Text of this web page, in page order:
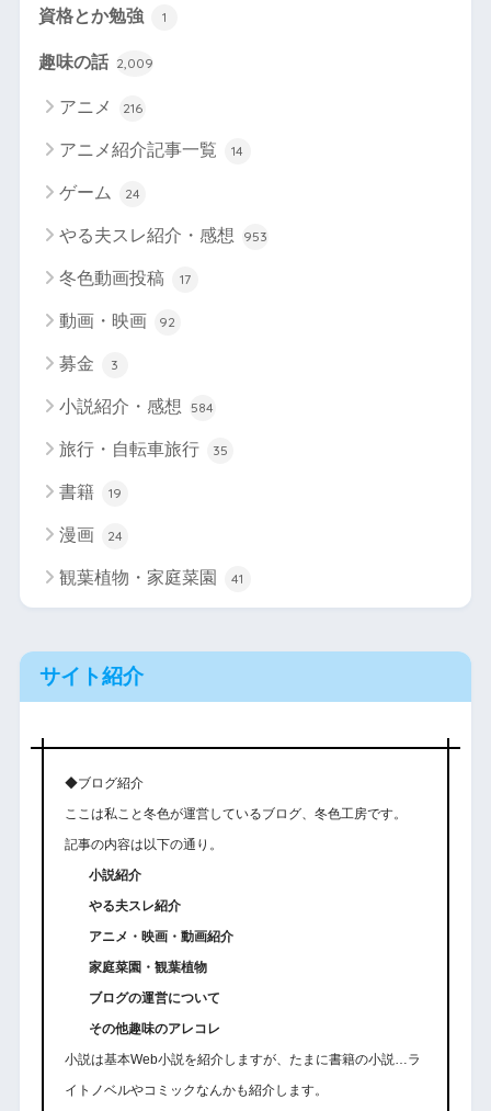
資格とか勉強 1
趣味の話 2,009
アニメ 216
アニメ紹介記事一覧 14
ゲーム 24
やる夫スレ紹介・感想 953
冬色動画投稿 17
動画・映画 92
募金 3
小説紹介・感想 584
旅行・自転車旅行 35
書籍 19
漫画 24
観葉植物・家庭菜園 41
サイト紹介
◆ブログ紹介
ここは私こと冬色が運営しているブログ、冬色工房です。
記事の内容は以下の通り。
小説紹介
やる夫スレ紹介
アニメ・映画・動画紹介
家庭菜園・観葉植物
ブログの運営について
その他趣味のアレコレ
小説は基本Web小説を紹介しますが、たまに書籍の小説…ラ
イトノベルやコミックなんかも紹介します。